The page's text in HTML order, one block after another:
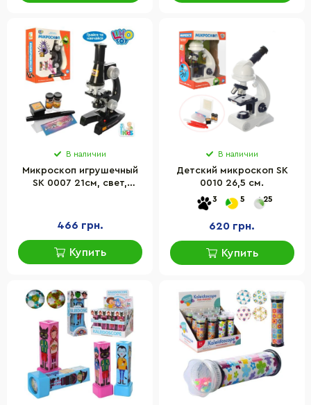
В наличии
Микроскоп игрушечный
SK 0007 21см, свет,
466 грн.
Купить
В наличии
Детский микроскоп SK
0010 26,5 см.
3 5 25
620 грн.
Купить